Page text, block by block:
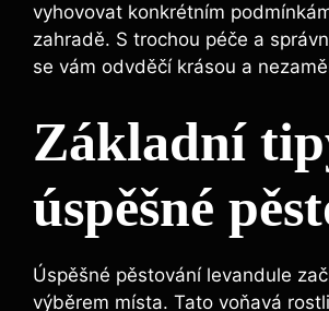
vyhovovat konkrétním
zahradě. S trochou péče a
se vám odvděčí krásou a
Základní
úspěšné
Úspěšné pěstování levandule
výběrem místa. Tato voňavá